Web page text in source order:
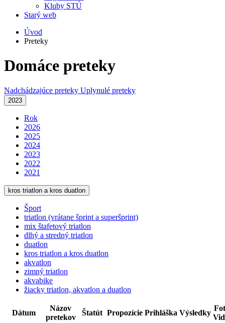
Kluby STÚ
Starý web
Úvod
Preteky
Domáce preteky
Nadchádzajúce preteky Uplynulé preteky
2023
Rok
2026
2025
2024
2023
2022
2021
kros triatlon a kros duatlon
Šport
triatlon (vrátane šprint a superšprint)
mix štafetový triatlon
dlhý a stredný triatlon
duatlon
kros triatlon a kros duatlon
akvatlon
zimný triatlon
akvabike
žiacky triatlon, akvatlon a duatlon
Dátum
Názov
pretekov
Štatút Propozície Prihláška Výsledky